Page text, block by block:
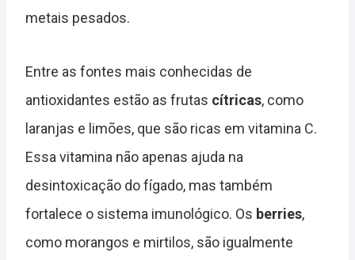
metais pesados.
Entre as fontes mais conhecidas de
antioxidantes estão as frutas cítricas, como
laranjas e limões, que são ricas em vitamina C.
Essa vitamina não apenas ajuda na
desintoxicação do fígado, mas também
fortalece o sistema imunológico. Os berries,
como morangos e mirtilos, são igualmente